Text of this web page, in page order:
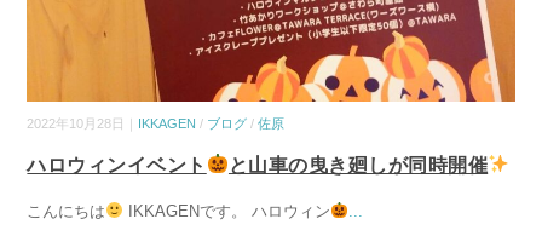
2022年10月28日｜ IKKAGEN / ブログ /佐原
ハロウィンイベント と山車の曳き廻しが同時開催
こんにちは IKKAGENです。 ハロウィン